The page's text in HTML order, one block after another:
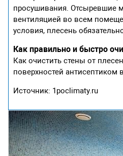
просушивания. Отсыревшие
вентиляцией во всем
условия, плесень
Как правильно и быстро
Как очистить стены от
поверхностей
Источник: 1poclimaty.ru